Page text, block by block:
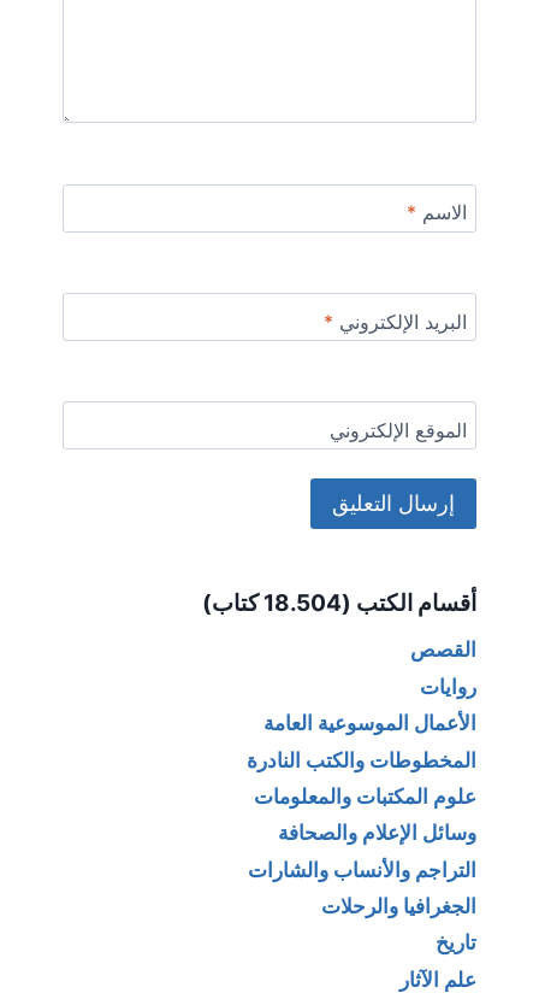
الاسم *
البريد الإلكتروني *
الموقع الإلكتروني
أقسام الكتب (18.504 كتاب)
القصص
روايات
الأعمال الموسوعية العامة
المخطوطات والكتب النادرة
علوم المكتبات والمعلومات
وسائل الإعلام والصحافة
التراجم والأنساب والشارات
الجغرافيا والرحلات
تاريخ
علم الآثار